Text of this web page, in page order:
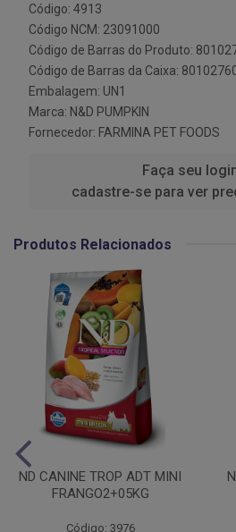
Código: 4913
Código NCM: 23091000
Código de Barras do Produto:
Código de Barras da Caixa:
Embalagem: UN1
Marca: N&D PUMPKIN
Fornecedor: FARMINA PET FOODS
Faça seu
cadastre-se para ver
Produtos Relacionados
ND CANINE TROP ADT MINI
FRANGO2+05KG
Código: 3976